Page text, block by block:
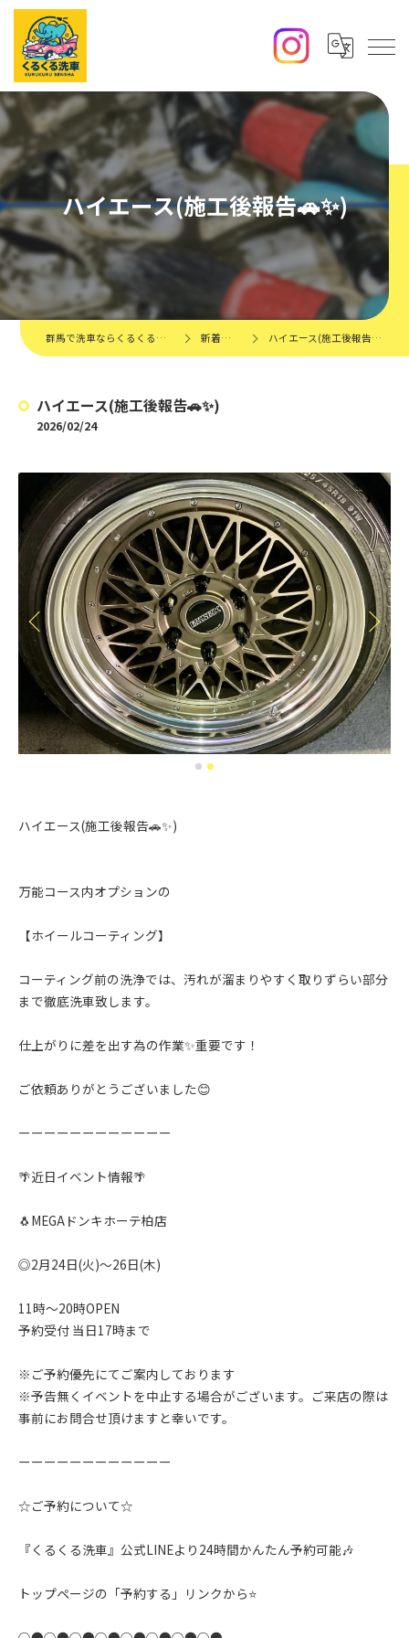
ハイエース(施工後報告🚗✨️)
群馬で洗車ならくるくる洗車 新着情報 ハイエース(施工後報告🚗✨️)
ハイエース(施工後報告🚗✨️)
2026/02/24
ハイエース(施工後報告🚗✨️)
万能コース内オプションの
【ホイールコーティング】
コーティング前の洗浄では、汚れが溜まりやすく取りずらい部分
まで徹底洗車致します。
仕上がりに差を出す為の作業✨️重要です！
ご依頼ありがとうございました😊
ーーーーーーーーーーーー
🌴近日イベント情報🌴
🐧MEGAドンキホーテ柏店
◎2月24日(火)〜26日(木)
11時〜20時OPEN
予約受付 当日17時まで
※ご予約優先にてご案内しております
※予告無くイベントを中止する場合がございます。ご来店の際は
事前にお問合せ頂けますと幸いです。
ーーーーーーーーーーーー
☆ご予約について☆
『くるくる洗車』公式LINEより24時間かんたん予約可能🎶
トップページの「予約する」リンクから⭐️